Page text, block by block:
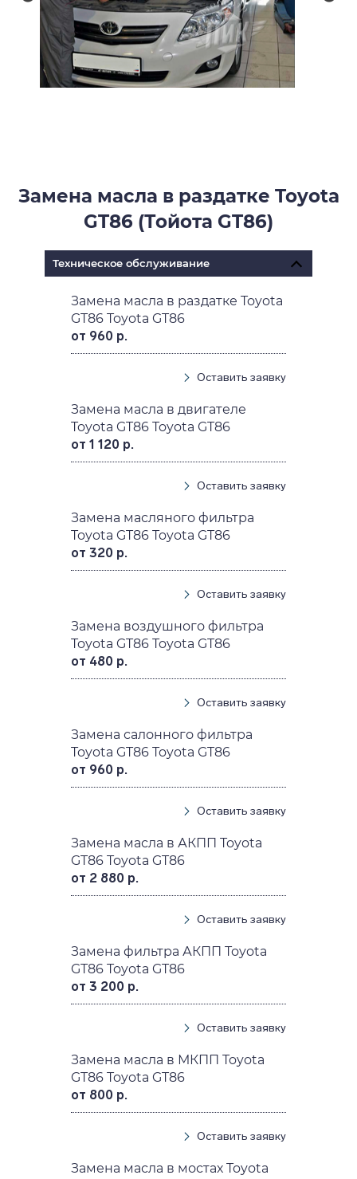
Замена масла в раздатке Toyota
GT86 (Тойота GT86)
Техническое обслуживание
Замена масла в раздатке Toyota
GT86 Toyota GT86
от 960 р.
Оставить заявку
Замена масла в двигателе
Toyota GT86 Toyota GT86
от 1 120 р.
Оставить заявку
Замена масляного фильтра
Toyota GT86 Toyota GT86
от 320 р.
Оставить заявку
Замена воздушного фильтра
Toyota GT86 Toyota GT86
от 480 р.
Оставить заявку
Замена салонного фильтра
Toyota GT86 Toyota GT86
от 960 р.
Оставить заявку
Замена масла в АКПП Toyota
GT86 Toyota GT86
от 2 880 р.
Оставить заявку
Замена фильтра АКПП Toyota
GT86 Toyota GT86
от 3 200 р.
Оставить заявку
Замена масла в МКПП Toyota
GT86 Toyota GT86
от 800 р.
Оставить заявку
Замена масла в мостах Toyota